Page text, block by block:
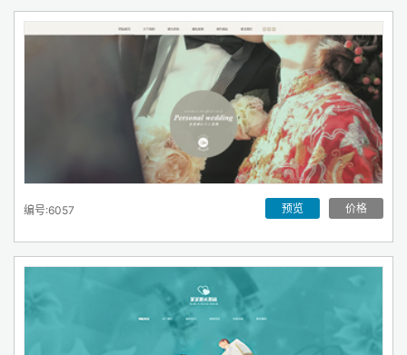
编号:6057 价格
预览